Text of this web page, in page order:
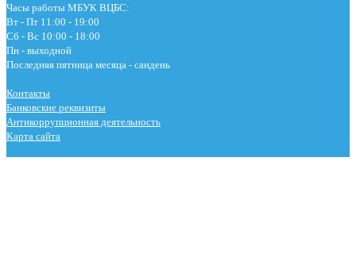
Часы работы МБУК ВЦБС:
Вт - Пт 11:00 - 19:00
Сб - Вс 10:00 - 18:00
Пн - выходной
Последняя пятница месяца - сандень
Контакты
Банковские реквизиты
Антикоррупционная деятельность
Карта сайта